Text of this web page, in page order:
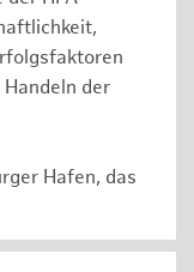
der
Hafen, das